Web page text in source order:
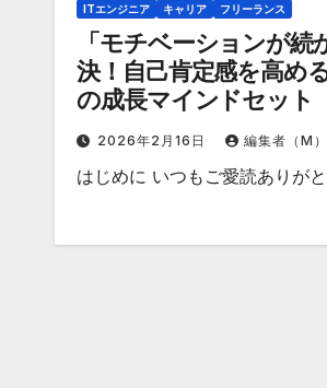
ITエンジニア キャリア フリーランス
「モチベーションが続
決！自己肯定感を高め
の成長マインドセット
2026年2月16日 編集者（M）
はじめに いつもご愛読ありが